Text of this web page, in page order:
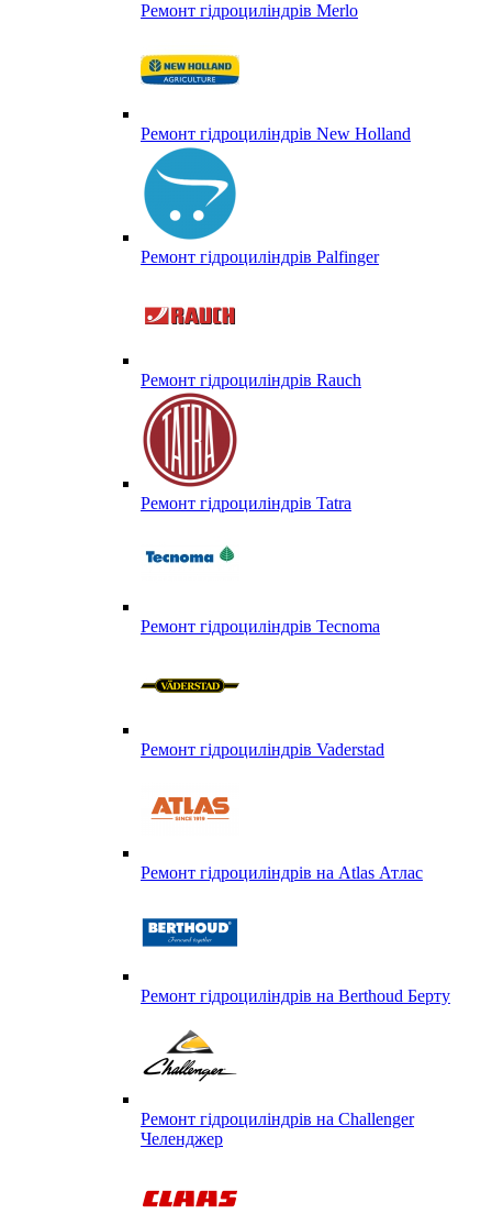
Ремонт гідроциліндрів Merlo
Ремонт гідроциліндрів New Holland
Ремонт гідроциліндрів Palfinger
Ремонт гідроциліндрів Rauch
Ремонт гідроциліндрів Tatra
Ремонт гідроциліндрів Tecnoma
Ремонт гідроциліндрів Vaderstad
Ремонт гідроциліндрів на Atlas Атлас
Ремонт гідроциліндрів на Berthoud Берту
Ремонт гідроциліндрів на Challenger
Челенджер